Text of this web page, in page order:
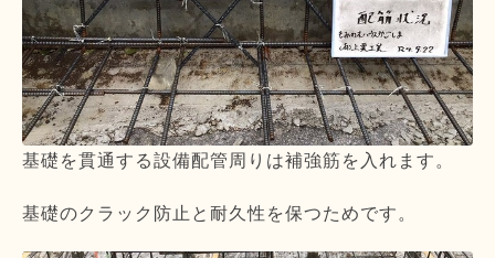
基礎を貫通する設備配管周りは補強筋を入れます。
基礎のクラック防止と耐久性を保つためです。